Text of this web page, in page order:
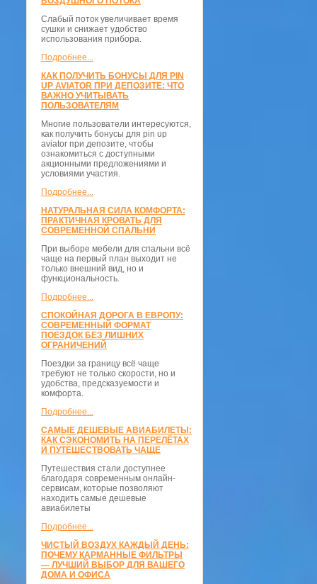
Слабый поток увеличивает время
сушки и снижает удобство
использования прибора.
Подробнее...
КАК ПОЛУЧИТЬ БОНУСЫ ДЛЯ PIN
UP AVIATOR ПРИ ДЕПОЗИТЕ: ЧТО
ВАЖНО УЧИТЫВАТЬ
ПОЛЬЗОВАТЕЛЯМ
Многие пользователи интересуются,
как получить бонусы для pin up
aviator при депозите, чтобы
ознакомиться с доступными
акционными предложениями и
условиями участия.
Подробнее...
НАТУРАЛЬНАЯ СИЛА КОМФОРТА:
ПРАКТИЧНАЯ КРОВАТЬ ДЛЯ
СОВРЕМЕННОЙ СПАЛЬНИ
При выборе мебели для спальни всё
чаще на первый план выходит не
только внешний вид, но и
функциональность.
Подробнее...
СПОКОЙНАЯ ДОРОГА В ЕВРОПУ:
СОВРЕМЕННЫЙ ФОРМАТ
ПОЕЗДОК БЕЗ ЛИШНИХ
ОГРАНИЧЕНИЙ
Поездки за границу всё чаще
требуют не только скорости, но и
удобства, предсказуемости и
комфорта.
Подробнее...
САМЫЕ ДЕШЕВЫЕ АВИАБИЛЕТЫ:
КАК СЭКОНОМИТЬ НА ПЕРЕЛЁТАХ
И ПУТЕШЕСТВОВАТЬ ЧАЩЕ
Путешествия стали доступнее
благодаря современным онлайн-
сервисам, которые позволяют
находить самые дешевые
авиабилеты
Подробнее...
ЧИСТЫЙ ВОЗДУХ КАЖДЫЙ ДЕНЬ:
ПОЧЕМУ КАРМАННЫЕ ФИЛЬТРЫ
— ЛУЧШИЙ ВЫБОР ДЛЯ ВАШЕГО
ДОМА И ОФИСА